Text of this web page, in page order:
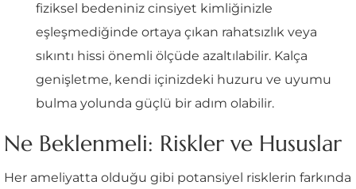
fiziksel bedeniniz cinsiyet kimliğinizle
eşleşmediğinde ortaya çıkan rahatsızlık veya
sıkıntı hissi önemli ölçüde azaltılabilir. Kalça
genişletme, kendi içinizdeki huzuru ve uyumu
bulma yolunda güçlü bir adım olabilir.
Ne Beklenmeli: Riskler ve Hususlar
Her ameliyatta olduğu gibi potansiyel risklerin farkında